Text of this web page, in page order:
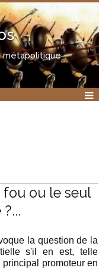
métapolitique
fou ou le seul
la question de la
s'il en est, telle
promoteur en